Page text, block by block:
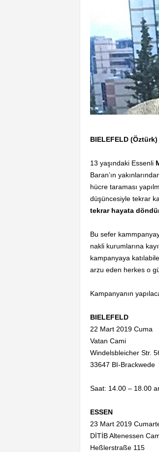
BIELEFELD (Öztürk)
13 yaşındaki Essenli
Baran’ın
hücre taraması
düşüncesiyle tekrar
tekrar hayata
Bu sefer
nakli kurumlarına
kampanyaya
arzu eden herkes o
Kampanyanın
BIELEFELD
22 Mart 2019 Cuma
Vatan Cami
Windelsbleicher Str.
33647 BI-Brackwede
Saat: 14.00 – 18.00
ESSEN
23 Mart 2019
DİTİB Altenessen
Heßlerstraße 115